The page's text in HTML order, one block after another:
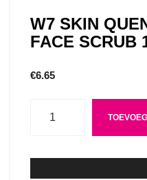
W7 SKIN
FACE SCRUB
€6.65